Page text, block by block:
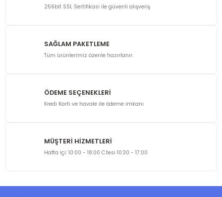
256bit SSL Sertifikası ile güvenli alışveriş
SAĞLAM PAKETLEME
Tüm ürünlerimiz özenle hazırlanır.
ÖDEME SEÇENEKLERİ
Kredi Kartı ve havale ile ödeme imkanı
MÜŞTERİ HİZMETLERİ
Hafta içi: 10:00 - 18:00 C.tesi 10:30 - 17:00